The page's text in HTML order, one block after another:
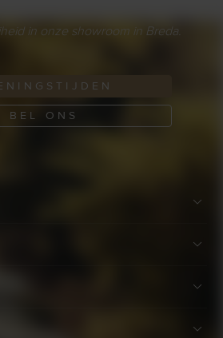
in onze showroom in Breda.
BEL ONS